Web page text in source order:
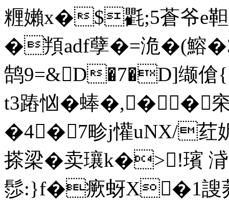
糎嬾x�$氍;5蒼爷e靼Ｏ
�頖adf孽�=洈�(鰫
鹄9=&D�7�D]缬
t3蹖忷�蜯�,� �穼5
�4�7畛j懽uNX/荭
搽梁�卖瓖k�>!璸 浳
髿:}f�瘚蚜X�1謏